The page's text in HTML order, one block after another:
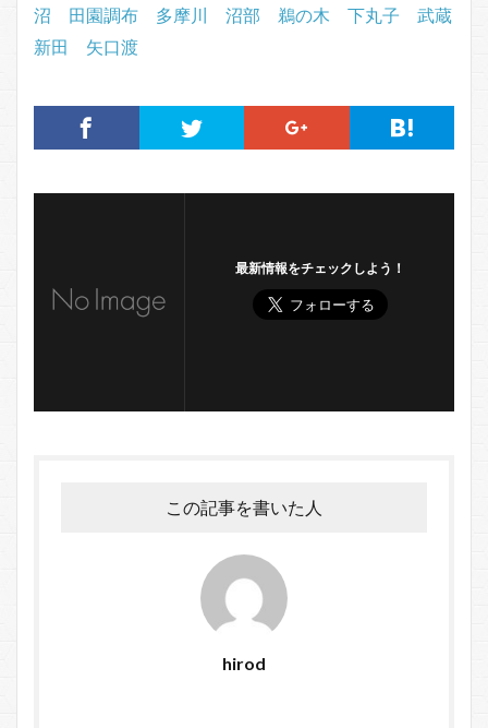
沼
田園調布 多摩川 沼部 鵜の木 下丸子
武蔵
新田
矢口渡
最新情報をチェックしよう！
この記事を書いた人
hirod